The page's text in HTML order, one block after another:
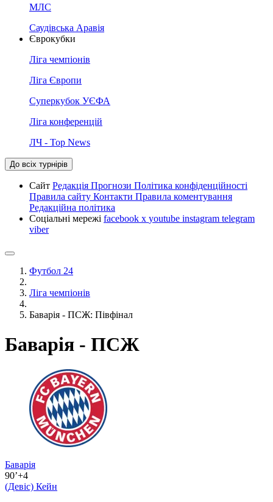
МЛС
Саудівська Аравія
Єврокубки
Ліга чемпіонів
Ліга Європи
Суперкубок УЄФА
Ліга конференцій
ЛЧ - Top News
До всіх турнірів
Сайт Редакція Прогнози Політика конфіденційності
Правила сайту Контакти Правила коментування
Редакційна політика
Соціальні мережі facebook x youtube instagram telegram
viber
Футбол 24
Ліга чемпіонів
Баварія - ПСЖ: Півфінал
Баварія - ПСЖ
Баварія
90’+4
(Девіс) Кейн